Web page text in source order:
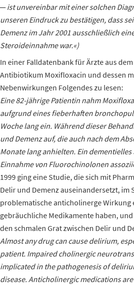
─ ist unvereinbar mit einer solchen
unseren Eindruck zu bestätigen, dass
Demenz im Jahr 2001 ausschließlich
Steroideinnahme war.«)
In einer Falldatenbank für Ärzte aus
Antibiotikum Moxifloxacin und dessen
Nebenwirkungen Folgendes zu lesen:
Eine 82-jährige Patientin nahm
aufgrund eines fieberhaften
Woche lang ein. Während dieser
und Demenz auf, die auch nach dem
Monate lang anhielten. Ein
Einnahme von Fluorochinolonen
1999 ging eine Studie, die sich mit
Delir und Demenz auseinandersetzt, im
problematische anticholinerge Wirkung
gebräuchliche Medikamente haben,
den schmalen Grat zwischen Delir und
Almost any drug can cause delirium,
patient. Impaired cholinergic
implicated in the pathogenesis of
disease. Anticholinergic medications